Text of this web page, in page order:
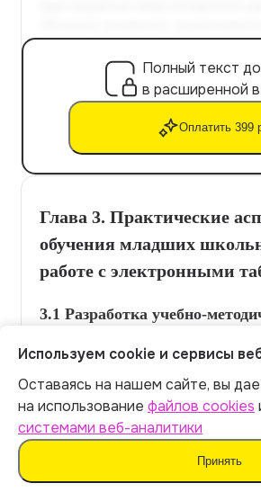
Полный текст
в расширенной
Оплатить 399
Глава 3. Практические
обучения младших
работе с электронными
3.1 Разработка учебно-
Создание учебного пособия с учетом
методических требований.
Итог:399р.
Оплатить
Используем cookie и сервисы
Оставаясь на нашем сайте, вы
на использование файлов cookies
системами веб-аналитики
Принять